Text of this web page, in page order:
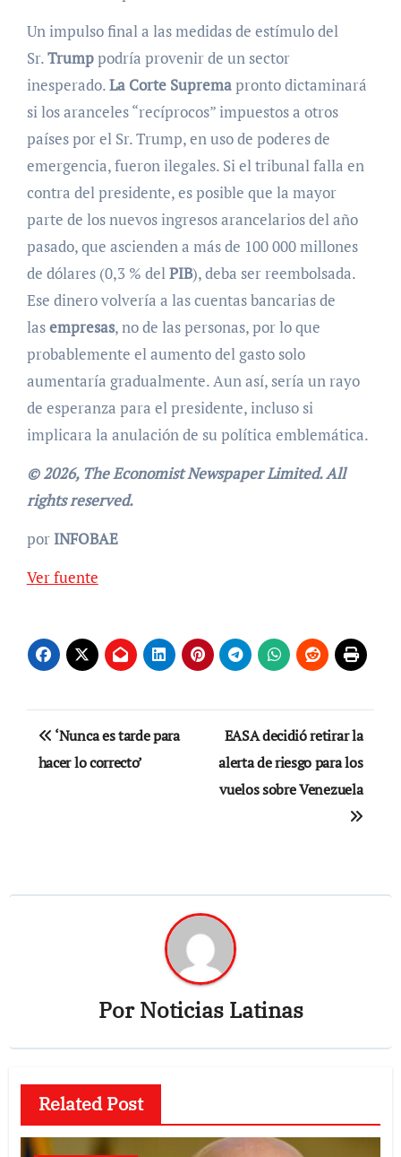
Un impulso final a las medidas de estímulo del
Sr.Trumppodría provenir de un sector
inesperado.La Corte Supremapronto dictaminará
si los aranceles “recíprocos” impuestos a otros
países por el Sr. Trump, en uso de poderes de
emergencia, fueron ilegales. Si el tribunal falla en
contra del presidente, es posible que la mayor
parte de los nuevos ingresos arancelarios del año
pasado, que ascienden a más de 100 000 millones
de dólares (0,3 % del PIB), deba ser reembolsada.
Ese dinero volvería a las cuentas bancarias de
lasempresas, no de las personas, por lo que
probablemente el aumento del gasto solo
aumentaría gradualmente. Aun así, sería un rayo
de esperanza para el presidente, incluso si
implicara la anulación de su política emblemática.
© 2026, The Economist Newspaper Limited. All
rights reserved.
por INFOBAE
Ver fuente
Navegación
de
‘Nunca es tarde para
hacer lo correcto’
EASA decidió retirar la
alerta de riesgo para los
vuelos sobre Venezuela
PorNoticias Latinas
Related Post